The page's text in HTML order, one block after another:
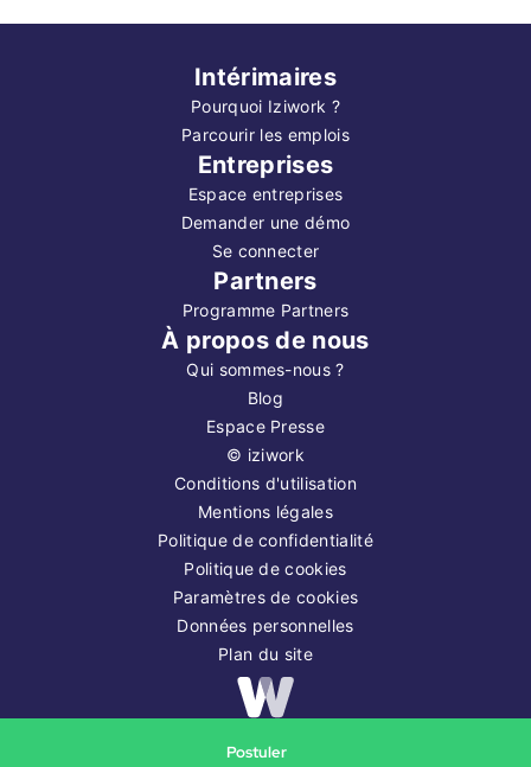
Postuler
Intérimaires
Pourquoi Iziwork ?
Parcourir les emplois
Entreprises
Espace entreprises
Demander une démo
Se connecter
Partners
Programme Partners
À propos de nous
Qui sommes-nous ?
Blog
Espace Presse
© iziwork
Conditions d'utilisation
Mentions légales
Politique de confidentialité
Politique de cookies
Paramètres de cookies
Données personnelles
Plan du site